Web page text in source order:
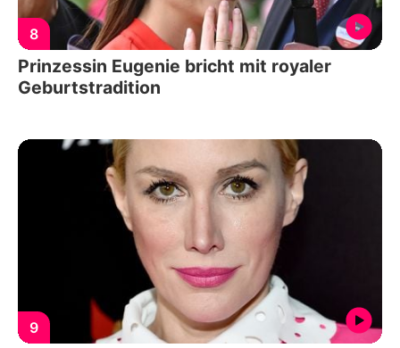
8
Prinzessin Eugenie bricht mit royaler
Geburtstradition
9